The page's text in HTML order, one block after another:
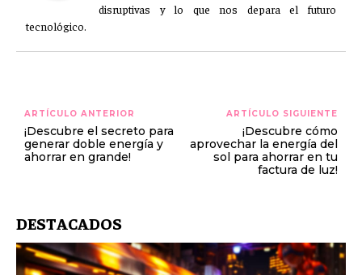
disruptivas y lo que nos depara el futuro
tecnológico.
ARTÍCULO ANTERIOR
¡Descubre el secreto para
generar doble energía y
ahorrar en grande!
ARTÍCULO SIGUIENTE
¡Descubre cómo
aprovechar la energía del
sol para ahorrar en tu
factura de luz!
DESTACADOS